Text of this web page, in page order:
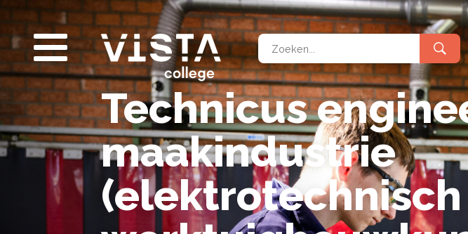
Contact & locaties
Mbo-opleidingen
Bedrijfsopleidingen
Vavo
Entreeopleidingen
Taal+
Afspraken en regels
Informatie voor havisten
Voor decanen en mentoren
Voor alumni
Technicus
maakindustrie
(elektrotechnisch
BOL
Wat is een BOL opleiding?
BOL is de afkorting voor Beroepsopleidende Leerweg, een combinatie van
stage.